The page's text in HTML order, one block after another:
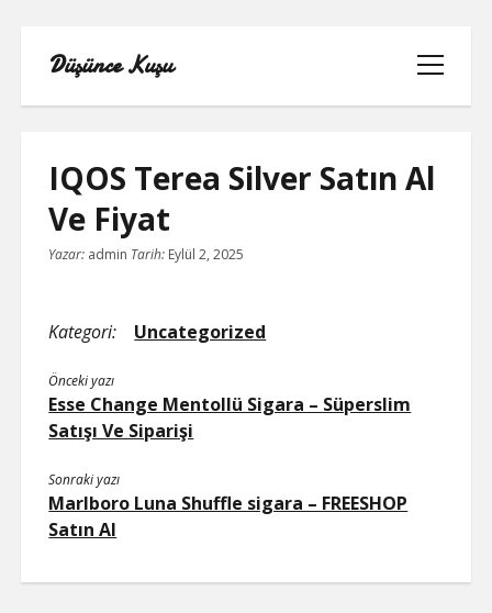
Düşünce Kuşu
menüyü
aç
LINKEDIN TAKIPÇI YÜKSELTME
BEDAVA
TIKTOK IZLENME ARTTIRMA BEDAVA
YOUTUBE NASIL ABONE KASILIR
IQOS Terea Silver Satın Al
Ve Fiyat
Yazar: admin Tarih: Eylül 2, 2025
Kategori: Uncategorized
Önceki yazı
Esse Change Mentollü Sigara – Süperslim
Satışı Ve Siparişi
Sonraki yazı
Marlboro Luna Shuffle sigara – FREESHOP
Satın Al